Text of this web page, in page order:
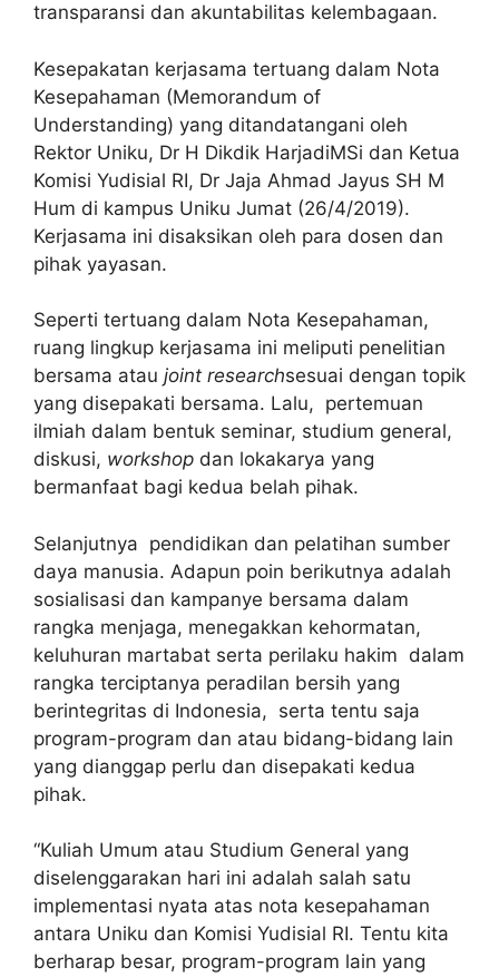
transparansi dan akuntabilitas kelembagaan.
Kesepakatan kerjasama tertuang dalam Nota
Kesepahaman (Memorandum of
Understanding) yang ditandatangani oleh
Rektor Uniku, Dr H Dikdik HarjadiMSi dan Ketua
Komisi Yudisial RI, Dr Jaja Ahmad Jayus SH M
Hum di kampus Uniku Jumat (26/4/2019).
Kerjasama ini disaksikan oleh para dosen dan
pihak yayasan.
Seperti tertuang dalam Nota Kesepahaman,
ruang lingkup kerjasama ini meliputi penelitian
bersama atau joint researchsesuai dengan topik
yang disepakati bersama. Lalu, pertemuan
ilmiah dalam bentuk seminar, studium general,
diskusi, workshop dan lokakarya yang
bermanfaat bagi kedua belah pihak.
Selanjutnya pendidikan dan pelatihan sumber
daya manusia. Adapun poin berikutnya adalah
sosialisasi dan kampanye bersama dalam
rangka menjaga, menegakkan kehormatan,
keluhuran martabat serta perilaku hakim dalam
rangka terciptanya peradilan bersih yang
berintegritas di Indonesia, serta tentu saja
program-program dan atau bidang-bidang lain
yang dianggap perlu dan disepakati kedua
pihak.
“Kuliah Umum atau Studium General yang
diselenggarakan hari ini adalah salah satu
implementasi nyata atas nota kesepahaman
antara Uniku dan Komisi Yudisial RI. Tentu kita
berharap besar, program-program lain yang